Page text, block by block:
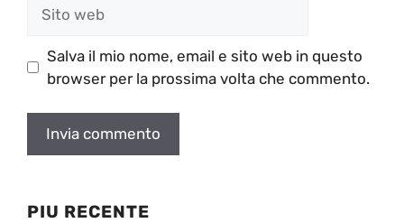
web
Salva il mio nome, email e sito web in questo
browser per la prossima volta che commento.
PIU RECENTE